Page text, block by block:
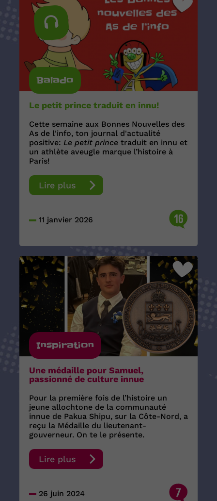
Balado
Le petit prince traduit en innu!
Cette semaine aux Bonnes Nouvelles des
As de l'info, ton journal d'actualité
positive: Le petit prince traduit en innu et
un athlète aveugle marque l’histoire à
Paris!
Lire plus
11 janvier 2026 16
Inspiration
Une médaille pour Samuel,
passionné de culture innue
Pour la première fois de l’histoire un
jeune allochtone de la communauté
innue de Pakua Shipu, sur la Côte-Nord, a
reçu la Médaille du lieutenant-
gouverneur. On te le présente.
Lire plus
26 juin 2024 7